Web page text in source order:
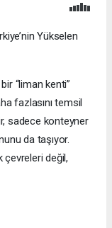
Yükselen
“liman kenti”
fazlasını temsil
sadece konteyner
da taşıyor.
çevreleri değil,